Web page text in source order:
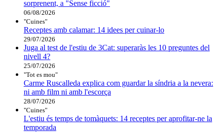
sorprenent, a "Sense ficció"
06/08/2026
"Cuines"
Receptes amb calamar: 14 idees per cuinar-lo
29/07/2026
Juga al test de l'estiu de 3Cat: superaràs les 10 preguntes del
nivell 4?
25/07/2026
"Tot es mou"
Carme Ruscalleda explica com guardar la síndria a la nevera:
ni amb film ni amb l'escorça
28/07/2026
"Cuines"
L'estiu és temps de tomàquets: 14 receptes per aprofitar-ne la
temporada